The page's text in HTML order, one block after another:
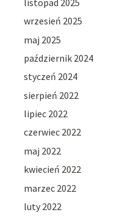
wrzesień 2025
maj 2025
październik 2024
styczeń 2024
sierpień 2022
lipiec 2022
czerwiec 2022
maj 2022
kwiecień 2022
marzec 2022
luty 2022